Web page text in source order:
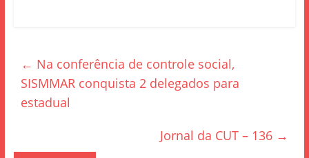
b
o
o
← Na conferência de controle social,
SISMMAR conquista 2 delegados para
estadual
Jornal da CUT – 136 →